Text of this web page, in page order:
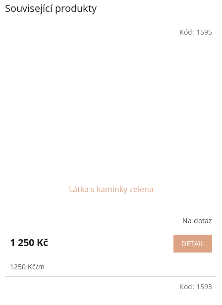
Související produkty
Látka s kamínky zelena
Na dotaz
1 250 Kč DETAIL
1250 Kč/m
Kód: 1595
Kód: 1593